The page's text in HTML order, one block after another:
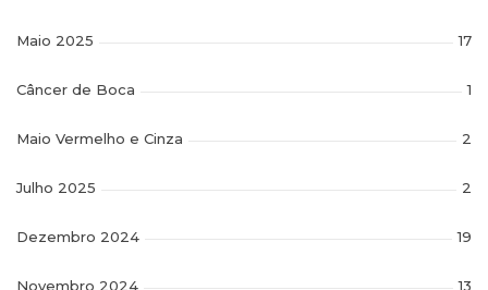
Maio 2025 17
Câncer de Boca 1
Maio Vermelho e Cinza 2
Julho 2025 2
Dezembro 2024 19
Novembro 2024 13